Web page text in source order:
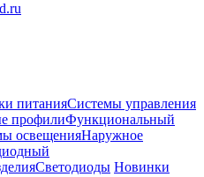
питанияСистемы управления
профилиФункциональный
освещенияНаружное
Светодиоды Новинки